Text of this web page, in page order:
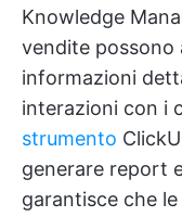
Knowledge
vendite possono
informazioni
interazioni con i
strumento
generare report
garantisce che